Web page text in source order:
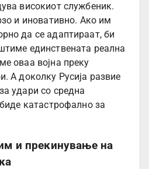
високиот службеник.
и иновативно. Ако им
да се адаптираат, би
единствената реална
оваа војна преку
А доколку Русија развие
удари со средна
катастрофално за
и прекинување на